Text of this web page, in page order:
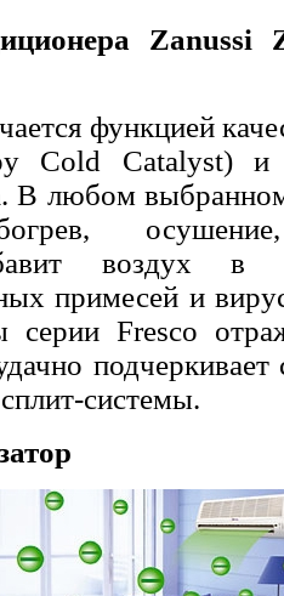
Zanussi
функцией
Cold Catalyst) и
В любом
воздух в
примесей и
серии Fresco
системы.